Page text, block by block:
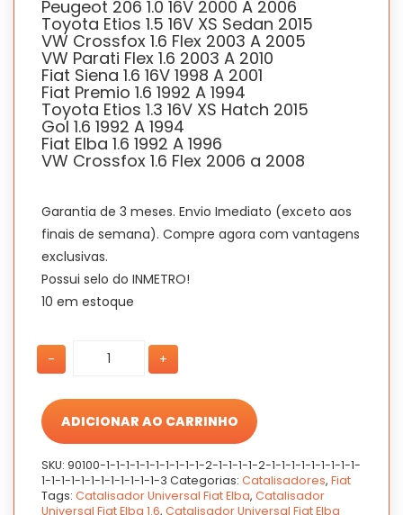
Peugeot 206 1.0 16V 2000 A 2006
Toyota Etios 1.5 16V XS Sedan 2015
VW Crossfox 1.6 Flex 2003 A 2005
VW Parati Flex 1.6 2003 A 2010
Fiat Siena 1.6 16V 1998 A 2001
Fiat Premio 1.6 1992 A 1994
Toyota Etios 1.3 16V XS Hatch 2015
Gol 1.6 1992 A 1994
Fiat Elba 1.6 1992 A 1996
VW Crossfox 1.6 Flex 2006 a 2008
Garantia de 3 meses. Envio Imediato (exceto aos
finais de semana). Compre agora com vantagens
exclusivas.
Possui selo do INMETRO!
10 em estoque
Catalisador
Universal
Elba
1.6
1992
A
1996
-
PEÇA
Catalisador
Universal
Elba
1.6
1992
A
1996
-
PEÇA
+
-
ADICIONAR AO CARRINHO
SKU: 90100-1-1-1-1-1-1-1-1-1-1-2-1-1-1-1-2-1-1-1-1-1-1-1-1-1-
1-1-1-1-1-1-1-1-1-1-1-1-3 Categorias: Catalisadores, Fiat
Tags: Catalisador Universal Fiat Elba, Catalisador
Universal Fiat Elba 1.6, Catalisador Universal Fiat Elba